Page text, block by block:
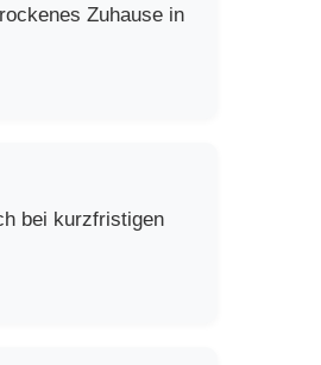
Zuhause in
bei kurzfristigen